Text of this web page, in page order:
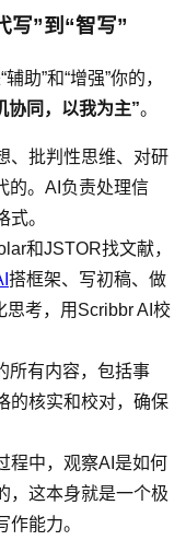
写”到“智写”
助”和“增强”你的，
协同，以我为主”。
、批判性思维、对研
的。AI负责处理信
。
和JSTOR找文献，
搭框架、写初稿、做
思考，用Scribbr AI校
所有内容，包括事
的核实和校对，确保
程中，观察AI是如何
，这本身就是一个极
能力。